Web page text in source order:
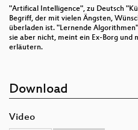
"Artifical Intelligence", zu Deutsch
Begriff, der mit vielen Ängsten,
überladen ist. "Lernende
sie aber nicht, meint ein Ex-Borg und
erläutern.
Download
Video